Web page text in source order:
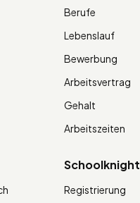
Berufe
Lebenslauf
Bewerbung
Arbeitsvertrag
Gehalt
Arbeitszeiten
Schoolknight
Registrierung